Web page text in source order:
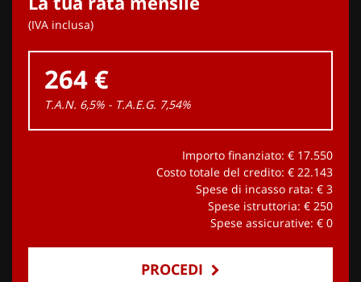
(IVA inclusa)
264 €
T.A.N. 6,5% - T.A.E.G. 7,54%
Importo finanziato: € 17.550
Costo totale del credito: € 22.143
Spese di incasso rata: € 3
Spese istruttoria: € 250
Spese assicurative: € 0
PROCEDI